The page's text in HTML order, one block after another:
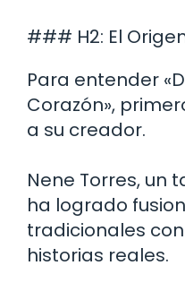
### H2: El
Para entender
Corazón»,
a su creador.
Nene Torres, un
ha logrado
tradicionales
historias reales.